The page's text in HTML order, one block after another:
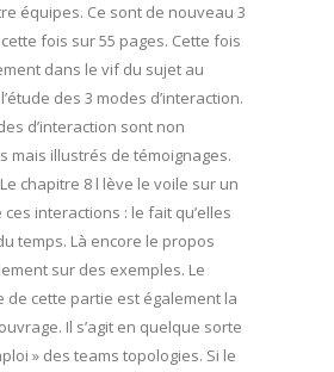
équipes. Ce sont de nouveau 3
fois sur 55 pages. Cette fois
dans le vif du sujet au
des 3 modes d’interaction.
d’interaction sont non
mais illustrés de témoignages.
chapitre 8 l lève le voile sur un
interactions : le fait qu’elles
temps. Là encore le propos
sur des exemples. Le
de cette partie est également la
Il s’agit en quelque sorte
» des teams topologies. Si le